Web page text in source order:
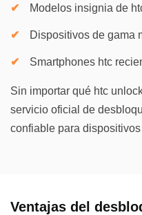
Modelos insignia de
Dispositivos de gama
Smartphones htc
Sin importar qué htc
servicio oficial de
confiable para dispositivos
Ventajas del